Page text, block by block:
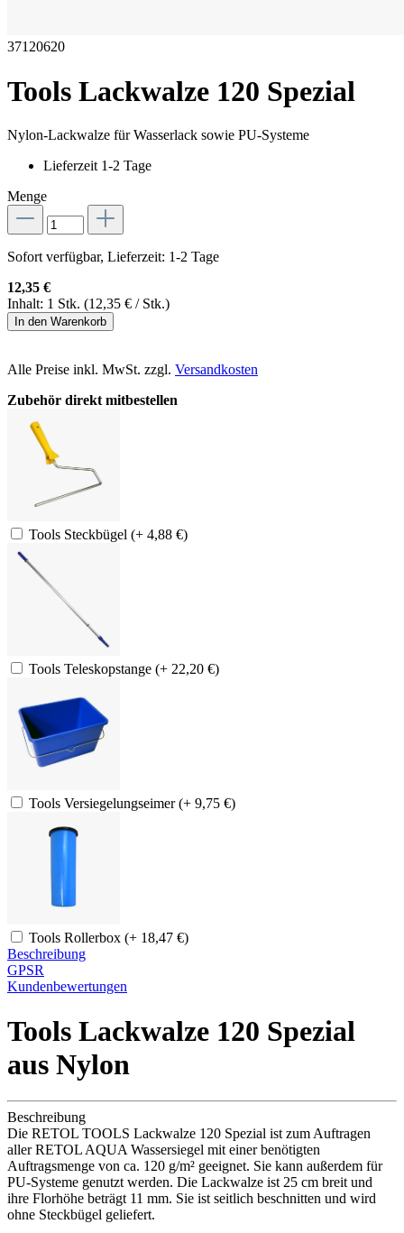
37120620
Tools Lackwalze 120 Spezial
Nylon-Lackwalze für Wasserlack sowie PU-Systeme
Lieferzeit 1-2 Tage
Menge
Sofort verfügbar, Lieferzeit: 1-2 Tage
12,35 €
Inhalt: 1 Stk. (12,35 € / Stk.)
In den Warenkorb
Alle Preise inkl. MwSt. zzgl. Versandkosten
Zubehör direkt mitbestellen
Tools Steckbügel (+ 4,88 €)
Tools Teleskopstange (+ 22,20 €)
Tools Versiegelungseimer (+ 9,75 €)
Tools Rollerbox (+ 18,47 €)
Beschreibung
GPSR
Kundenbewertungen
Tools Lackwalze 120 Spezial
aus Nylon
Beschreibung
Die RETOL TOOLS Lackwalze 120 Spezial ist zum Auftragen
aller RETOL AQUA Wassersiegel mit einer benötigten
Auftragsmenge von ca. 120 g/m² geeignet. Sie kann außerdem für
PU-Systeme genutzt werden. Die Lackwalze ist 25 cm breit und
ihre Florhöhe beträgt 11 mm. Sie ist seitlich beschnitten und wird
ohne Steckbügel geliefert.